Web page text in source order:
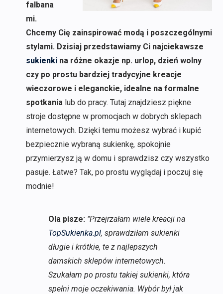
falbana
mi.
Chcemy Cię zainspirować modą i poszczególnymi
stylami. Dzisiaj przedstawiamy Ci najciekawsze
sukienkina różne okazje np. urlop, dzień wolny
czy po prostu bardziej tradycyjne kreacje
wieczorowe i eleganckie, idealne na formalne
spotkanialub do pracy. Tutaj znajdziesz piękne
stroje dostępne w promocjach w dobrych sklepach
internetowych. Dzięki temu możesz wybrać i kupić
bezpiecznie wybraną sukienkę, spokojnie
przymierzysz ją w domu i sprawdzisz czy wszystko
pasuje. Łatwe? Tak, po prostu wyglądaj i poczuj się
modnie!
Ola pisze: "Przejrzałam wiele kreacji na
TopSukienka.pl, sprawdziłam sukienki
długie i krótkie, te z najlepszych
damskich sklepów internetowych.
Szukałam po prostu takiej sukienki, która
spełni moje oczekiwania. Wybór był jak